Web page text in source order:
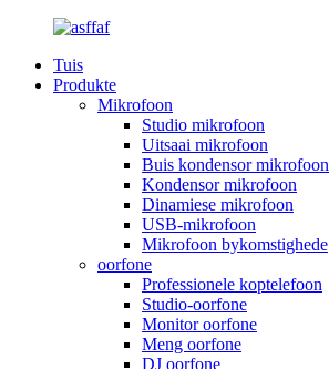
Tuis
Produkte
Mikrofoon
Studio mikrofoon
Uitsaai mikrofoon
Buis kondensor mikrofoon
Kondensor mikrofoon
Dinamiese mikrofoon
USB-mikrofoon
Mikrofoon bykomstighede
oorfone
Professionele koptelefoon
Studio-oorfone
Monitor oorfone
Meng oorfone
DJ oorfone